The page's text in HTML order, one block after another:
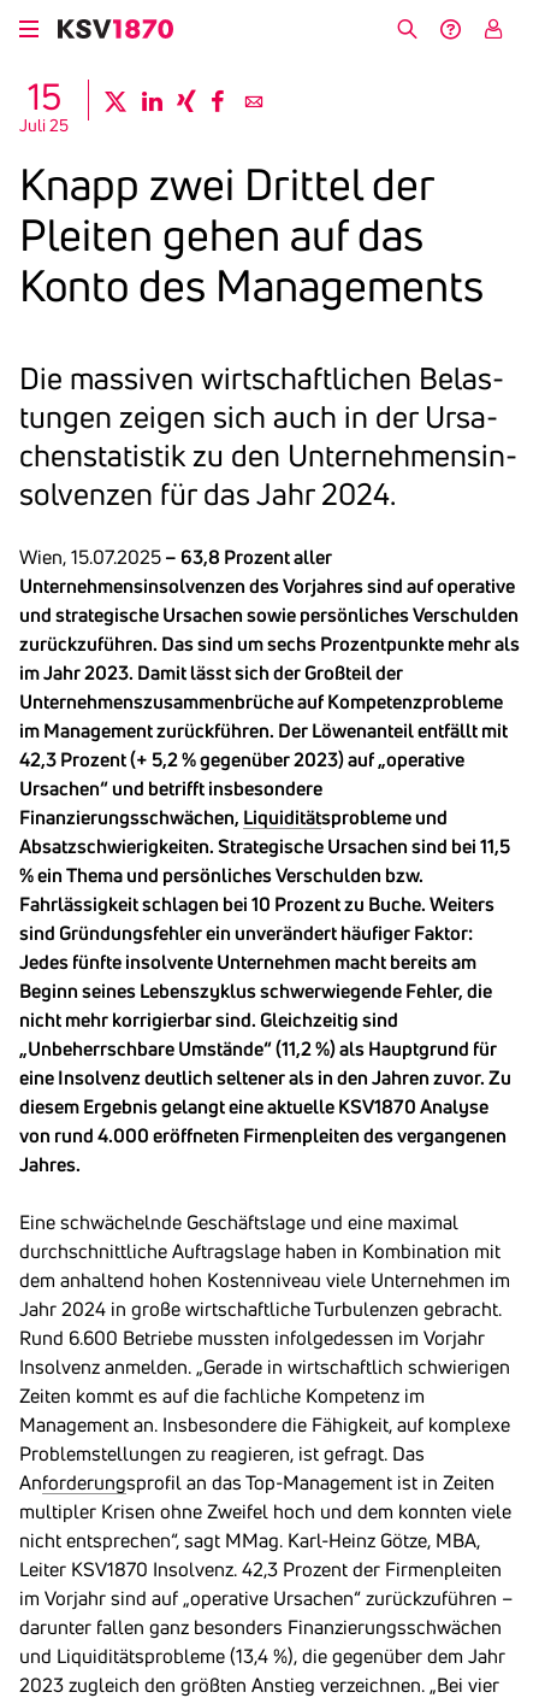
Direkt
zum
15
Juli 25
Knapp zwei Drittel der
Pleiten gehen auf das
Konto des Manage­ments
Die massiven wirt­schaft­li­chen Belas­
tungen zeigen sich auch in der Ursa­
chen­sta­tistik zu den Unter­neh­mens­in­
sol­venzen für das Jahr 2024.
Wien, 15.07.2025 – 63,8 Prozent aller
Unternehmensinsolvenzen des Vorjahres sind auf operative
und strategische Ursachen sowie persönliches Verschulden
zurückzuführen. Das sind um sechs Prozentpunkte mehr als
im Jahr 2023. Damit lässt sich der Großteil der
Unternehmenszusammenbrüche auf Kompetenzprobleme
im Management zurückführen. Der Löwenanteil entfällt mit
42,3 Prozent (+ 5,2 % gegenüber 2023) auf „operative
Ursachen“ und betrifft insbesondere
Finanzierungsschwächen, Liquiditätsprobleme und
Absatzschwierigkeiten. Strategische Ursachen sind bei 11,5
% ein Thema und persönliches Verschulden bzw.
Fahrlässigkeit schlagen bei 10 Prozent zu Buche. Weiters
sind Gründungsfehler ein unverändert häufiger Faktor:
Jedes fünfte insolvente Unternehmen macht bereits am
Beginn seines Lebenszyklus schwerwiegende Fehler, die
nicht mehr korrigierbar sind. Gleichzeitig sind
„Unbeherrschbare Umstände“ (11,2 %) als Hauptgrund für
eine Insolvenz deutlich seltener als in den Jahren zuvor. Zu
diesem Ergebnis gelangt eine aktuelle KSV1870 Analyse
von rund 4.000 eröffneten Firmenpleiten des vergangenen
Jahres.
Eine schwächelnde Geschäftslage und eine maximal
durchschnittliche Auftragslage haben in Kombination mit
dem anhaltend hohen Kostenniveau viele Unternehmen im
Jahr 2024 in große wirtschaftliche Turbulenzen gebracht.
Rund 6.600 Betriebe mussten infolgedessen im Vorjahr
Insolvenz anmelden. „Gerade in wirtschaftlich schwierigen
Zeiten kommt es auf die fachliche Kompetenz im
Management an. Insbesondere die Fähigkeit, auf komplexe
Problemstellungen zu reagieren, ist gefragt. Das
Anforderungsprofil an das Top-Management ist in Zeiten
multipler Krisen ohne Zweifel hoch und dem konnten viele
nicht entsprechen“, sagt MMag. Karl-Heinz Götze, MBA,
Leiter KSV1870 Insolvenz. 42,3 Prozent der Firmenpleiten
im Vorjahr sind auf „operative Ursachen“ zurückzuführen –
darunter fallen ganz besonders Finanzierungsschwächen
und Liquiditätsprobleme (13,4 %), die gegenüber dem Jahr
2023 zugleich den größten Anstieg verzeichnen. „Bei vier